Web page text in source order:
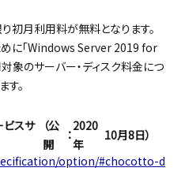
初月利用料が無料となります。
に「Windows Server 2019 for
対象のサーバー・ディスク料金につ
。
ビスサ
（公
開
：
2020
年
10月8日）
option/#chocotto-d